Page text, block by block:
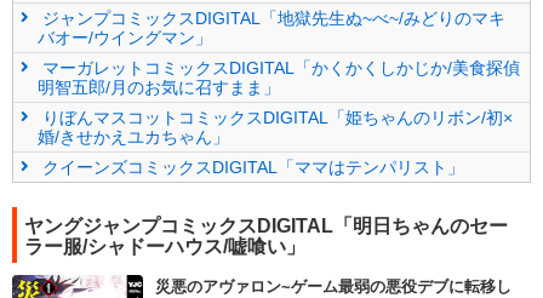
ジャンプコミックスDIGITAL「地獄先生ぬ~べ~/みどりのマキ
バオー/ウイングマン」
マーガレットコミックスDIGITAL「かくかくしかじか/美食探偵
明智五郎/月のお気に召すまま」
りぼんマスコットコミックスDIGITAL「姫ちゃんのリボン/初×
婚/きせかえユカちゃん」
クイーンズコミックスDIGITAL「ママはテンパリスト」
ヤングジャンプコミックスDIGITAL「明日ちゃんのセー
ラー服/シャドーハウス/嘘喰い」
災悪のアヴァロン~ゲーム最弱の悪役デブに転移し